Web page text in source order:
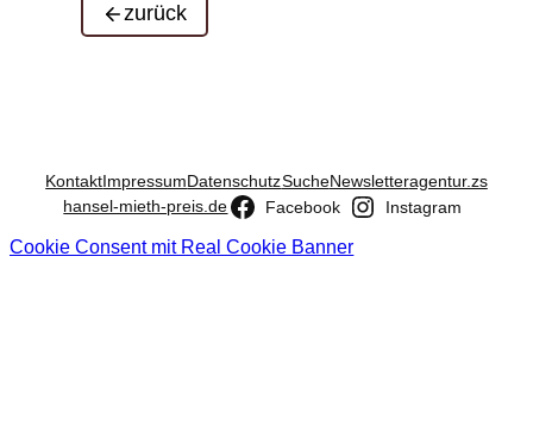
zurück
KontaktImpressumDatenschutzSucheNewsletteragentur.zs
hansel-mieth-preis.de
Facebook Instagram
Cookie Consent mit Real Cookie Banner